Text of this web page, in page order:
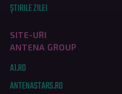
ȘTIRILE ZILEI
SITE-URI
ANTENA GROUP
A1.RO
ANTENASTARS.RO